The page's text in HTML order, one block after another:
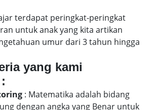
terdapat peringkat-peringkat
untuk anak yang kita artikan
umur dari 3 tahun hingga
yang kami
: Matematika adalah bidang
dengan angka yang Benar untuk